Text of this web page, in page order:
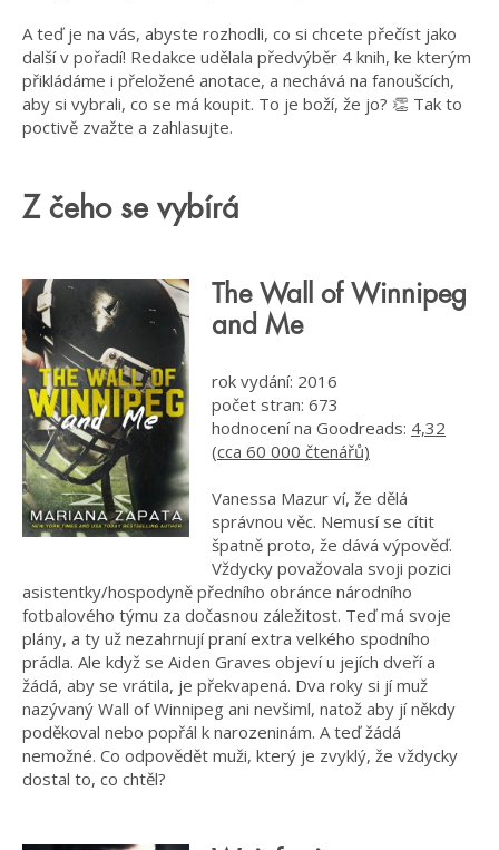
A teď je na vás, abyste rozhodli, co si chcete přečíst jako
další v pořadí! Redakce udělala předvýběr 4 knih, ke kterým
přikládáme i přeložené anotace, a nechává na fanoušcích,
aby si vybrali, co se má koupit. To je boží, že jo? 👏 Tak to
poctivě zvažte a zahlasujte.
Z čeho se vybírá
The Wall of Winnipeg
and Me
rok vydání: 2016
počet stran: 673
hodnocení na Goodreads: 4,32
(cca 60 000 čtenářů)
Vanessa Mazur ví, že dělá
správnou věc. Nemusí se cítit
špatně proto, že dává výpověď.
Vždycky považovala svoji pozici
asistentky/hospodyně předního obránce národního
fotbalového týmu za dočasnou záležitost. Teď má svoje
plány, a ty už nezahrnují praní extra velkého spodního
prádla. Ale když se Aiden Graves objeví u jejích dveří a
žádá, aby se vrátila, je překvapená. Dva roky si jí muž
nazývaný Wall of Winnipeg ani nevšiml, natož aby jí někdy
poděkoval nebo popřál k narozeninám. A teď žádá
nemožné. Co odpovědět muži, který je zvyklý, že vždycky
dostal to, co chtěl?